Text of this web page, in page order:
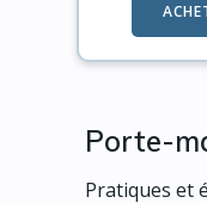
Porte-
Pratiques et